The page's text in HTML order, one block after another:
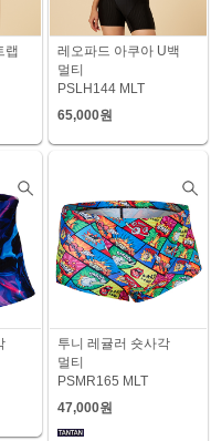
랩
레오파드 아쿠아 U백
멀티
PSLH144 MLT
65,000원
투니 레귤러 숏사각
멀티
PSMR165 MLT
47,000원